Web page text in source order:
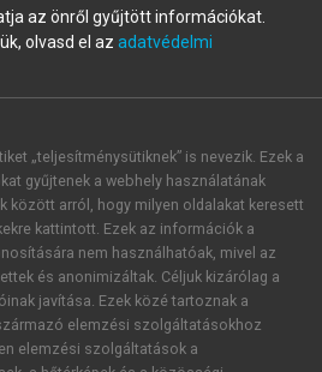
hozz létre új fiókot.
automatikusan
FIÓKKAL
az önről gyűjtött információkat.
olvasd el az adatvédelmi
„teljesítménysütiknek” is nevezik. Ezek a
gyűjtenek a webhely használatának
között arról, hogy milyen oldalakat keresett
kattintott. Ezek az információk a
nem használhatóak, mivel az
és anonimizáltak. Céljuk kizárólag a
javítása. Ezek közé tartoznak a
elemzési szolgáltatásokhoz
elemzési szolgáltatások a